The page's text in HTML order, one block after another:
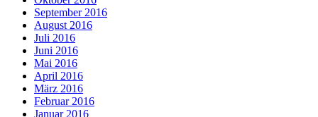
September 2016
August 2016
Juli 2016
Juni 2016
Mai 2016
April 2016
März 2016
Februar 2016
Januar 2016